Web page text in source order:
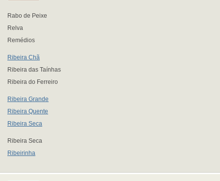
Rabo de Peixe
Relva
Remédios
Ribeira Chã
Ribeira das Taínhas
Ribeira do Ferreiro
Ribeira Grande
Ribeira Quente
Ribeira Seca
Ribeira Seca
Ribeirinha